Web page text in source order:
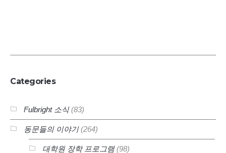
Categories
Fulbright 소식(83)
동문들의 이야기(264)
대학원 장학 프로그램(98)